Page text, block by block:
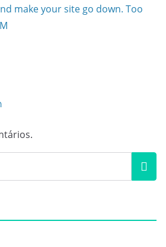
make your site go down. Too